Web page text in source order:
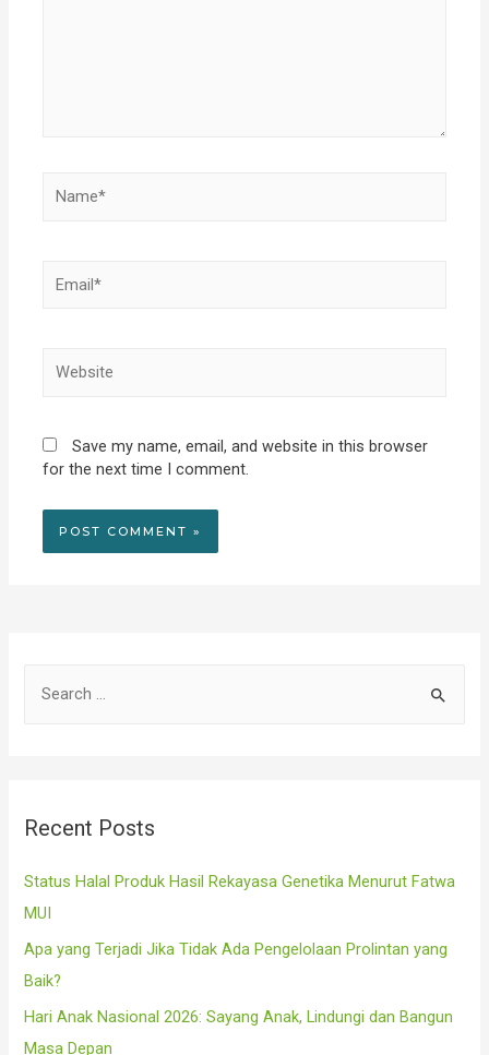
Save my name, email, and website in this browser
for the next time I comment.
h
Recent Posts
Status Halal Produk Hasil Rekayasa Genetika Menurut Fatwa
MUI
Apa yang Terjadi Jika Tidak Ada Pengelolaan Prolintan yang
Baik?
Hari Anak Nasional 2026: Sayang Anak, Lindungi dan Bangun
Masa Depan